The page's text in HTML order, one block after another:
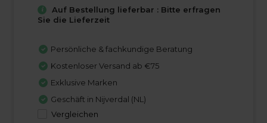
Auf Bestellung lieferbar : Bitte erfragen
Sie die Lieferzeit
Persönliche & fachkundige Beratung
Kostenloser Versand ab €75
Exklusive Marken
Geschäft in Nijverdal (NL)
Vergleichen